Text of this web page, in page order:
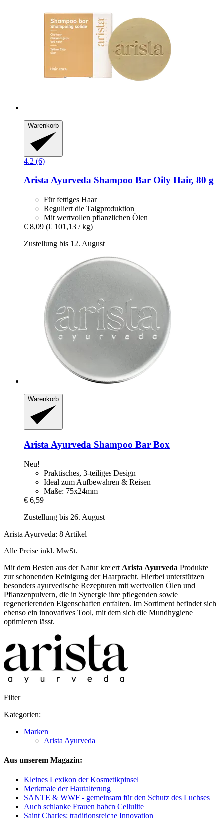
Warenkorb
4.2 (6)
Arista Ayurveda Shampoo Bar Oily Hair, 80 g
Für fettiges Haar
Reguliert die Talgproduktion
Mit wertvollen pflanzlichen Ölen
€ 8,09 (€ 101,13 / kg)
Zustellung bis 12. August
Warenkorb
Arista Ayurveda Shampoo Bar Box
Neu!
Praktisches, 3-teiliges Design
Ideal zum Aufbewahren & Reisen
Maße: 75x24mm
€ 6,59
Zustellung bis 26. August
Arista Ayurveda: 8 Artikel
Alle Preise inkl. MwSt.
Mit dem Besten aus der Natur kreiert Arista Ayurveda Produkte
zur schonenden Reinigung der Haarpracht. Hierbei unterstützen
besonders ayurvedische Rezepturen mit wertvollen Ölen und
Pflanzenpulvern, die in Synergie ihre pflegenden sowie
regenerierenden Eigenschaften entfalten. Im Sortiment befindet sich
ebenso ein innovatives Tool, mit dem sich die Mundhygiene
optimieren lässt.
Filter
Kategorien:
Marken
Arista Ayurveda
Aus unserem Magazin:
Kleines Lexikon der Kosmetikpinsel
Merkmale der Hautalterung
SANTE & WWF - gemeinsam für den Schutz des Luchses
Auch schlanke Frauen haben Cellulite
Saint Charles: traditionsreiche Innovation